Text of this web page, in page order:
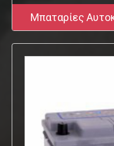
Μπαταρίες